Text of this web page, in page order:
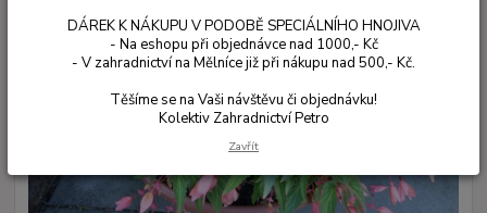
DÁREK K NÁKUPU V PODOBĚ SPECIÁLNÍHO HNOJIVA
- Na eshopu při objednávce nad 1000,- Kč
- V zahradnictví na Mělníce již při nákupu nad 500,- Kč.
Těšíme se na Vaši návštěvu či objednávku!
Kolektiv Zahradnictví Petro
Zavřít